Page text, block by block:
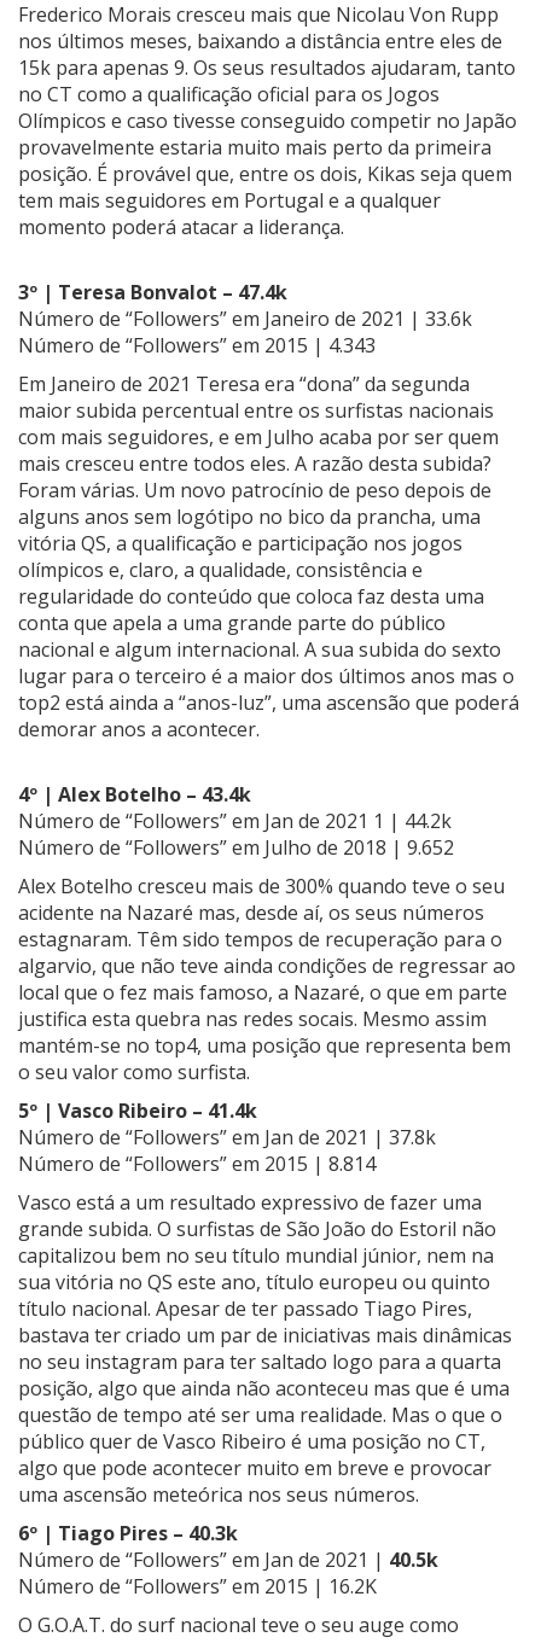
Frederico Morais cresceu mais que Nicolau Von Rupp
nos últimos meses, baixando a distância entre eles de
15k para apenas 9. Os seus resultados ajudaram, tanto
no CT como a qualificação oficial para os Jogos
Olímpicos e caso tivesse conseguido competir no Japão
provavelmente estaria muito mais perto da primeira
posição. É provável que, entre os dois, Kikas seja quem
tem mais seguidores em Portugal e a qualquer
momento poderá atacar a liderança.
3º | Teresa Bonvalot – 47.4k
Número de “Followers” em Janeiro de 2021 | 33.6k
Número de “Followers” em 2015 | 4.343
Em Janeiro de 2021 Teresa era “dona” da segunda
maior subida percentual entre os surfistas nacionais
com mais seguidores, e em Julho acaba por ser quem
mais cresceu entre todos eles. A razão desta subida?
Foram várias. Um novo patrocínio de peso depois de
alguns anos sem logótipo no bico da prancha, uma
vitória QS, a qualificação e participação nos jogos
olímpicos e, claro, a qualidade, consistência e
regularidade do conteúdo que coloca faz desta uma
conta que apela a uma grande parte do público
nacional e algum internacional. A sua subida do sexto
lugar para o terceiro é a maior dos últimos anos mas o
top2 está ainda a “anos-luz”, uma ascensão que poderá
demorar anos a acontecer.
4º | Alex Botelho – 43.4k
Número de “Followers” em Jan de 2021 1 | 44.2k
Número de “Followers” em Julho de 2018 | 9.652
Alex Botelho cresceu mais de 300% quando teve o seu
acidente na Nazaré mas, desde aí, os seus números
estagnaram. Têm sido tempos de recuperação para o
algarvio, que não teve ainda condições de regressar ao
local que o fez mais famoso, a Nazaré, o que em parte
justifica esta quebra nas redes socais. Mesmo assim
mantém-se no top4, uma posição que representa bem
o seu valor como surfista.
5º | Vasco Ribeiro – 41.4k
Número de “Followers” em Jan de 2021 | 37.8k
Número de “Followers” em 2015 | 8.814
Vasco está a um resultado expressivo de fazer uma
grande subida. O surfistas de São João do Estoril não
capitalizou bem no seu título mundial júnior, nem na
sua vitória no QS este ano, título europeu ou quinto
título nacional. Apesar de ter passado Tiago Pires,
bastava ter criado um par de iniciativas mais dinâmicas
no seu instagram para ter saltado logo para a quarta
posição, algo que ainda não aconteceu mas que é uma
questão de tempo até ser uma realidade. Mas o que o
público quer de Vasco Ribeiro é uma posição no CT,
algo que pode acontecer muito em breve e provocar
uma ascensão meteórica nos seus números.
6º | Tiago Pires – 40.3k
Número de “Followers” em Jan de 2021 | 40.5k
Número de “Followers” em 2015 | 16.2K
O G.O.A.T. do surf nacional teve o seu auge como